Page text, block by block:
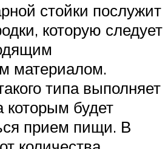
стойки послужит
которую следует
материалом.
типа выполняет
которым будет
прием пищи. В